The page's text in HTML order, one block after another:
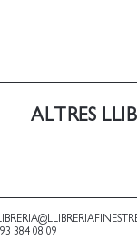
ALTRES
384 08 09